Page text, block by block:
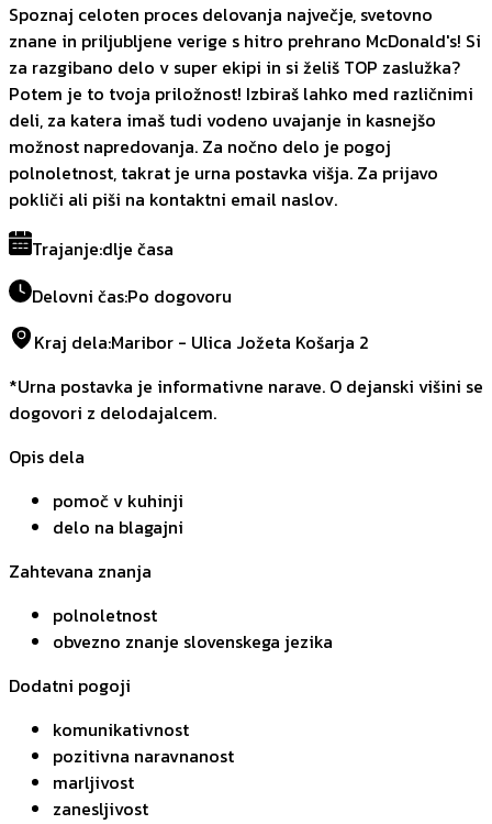
Spoznaj celoten proces delovanja največje, svetovno
znane in priljubljene verige s hitro prehrano McDonald's! Si
za razgibano delo v super ekipi in si želiš TOP zaslužka?
Potem je to tvoja priložnost! Izbiraš lahko med različnimi
deli, za katera imaš tudi vodeno uvajanje in kasnejšo
možnost napredovanja. Za nočno delo je pogoj
polnoletnost, takrat je urna postavka višja. Za prijavo
pokliči ali piši na kontaktni email naslov.
Trajanje:dlje časa
Delovni čas:Po dogovoru
Kraj dela:Maribor - Ulica Jožeta Košarja 2
*Urna postavka je informativne narave. O dejanski višini se
dogovori z delodajalcem.
Opis dela
pomoč v kuhinji
delo na blagajni
Zahtevana znanja
polnoletnost
obvezno znanje slovenskega jezika
Dodatni pogoji
komunikativnost
pozitivna naravnanost
marljivost
zanesljivost